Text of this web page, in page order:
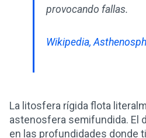
provocando fallas.
Wikipedia,
La litosfera rígida flota
astenosfera semifundida. El
en las profundidades donde